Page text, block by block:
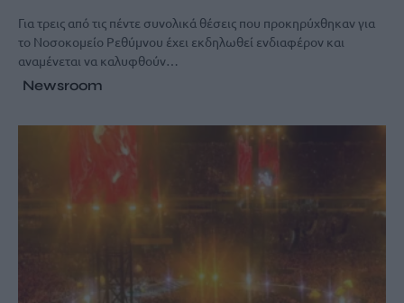
Για τρεις από τις πέντε συνολικά θέσεις που προκηρύχθηκαν για
το Νοσοκομείο Ρεθύμνου έχει εκδηλωθεί ενδιαφέρον και
αναμένεται να καλυφθούν…
Newsroom